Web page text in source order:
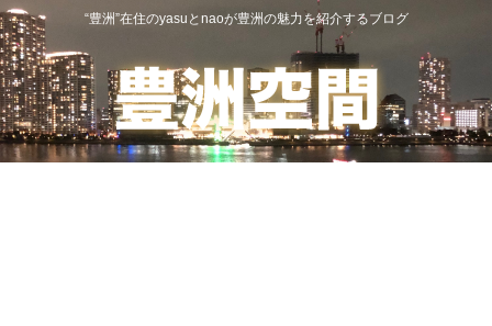
“豊洲”在住のyasuとnaoが豊洲の魅力を紹介するブログ